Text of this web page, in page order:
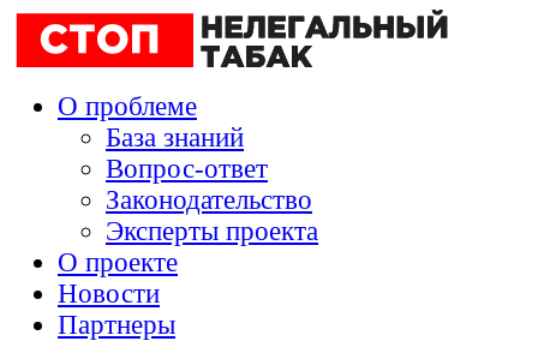
О проблеме
База знаний
Вопрос-ответ
Законодательство
Эксперты проекта
О проекте
Новости
Партнеры